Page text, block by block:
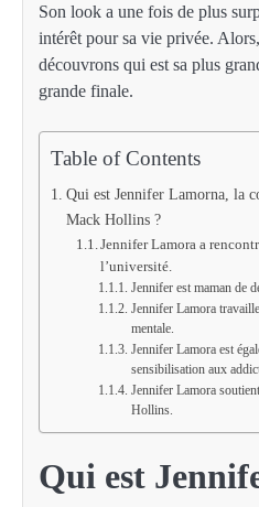
Son look a une fois de plus
intérêt pour sa vie privée.
découvrons qui est sa plus
grande finale.
Table of Contents
Qui est Jennifer Lamorna, la
Mack Hollins ?
Jennifer Lamora a
l’université.
Jennifer est maman de
Jennifer Lamora
mentale.
Jennifer Lamora est
sensibilisation aux
Jennifer Lamora
Hollins.
Qui est